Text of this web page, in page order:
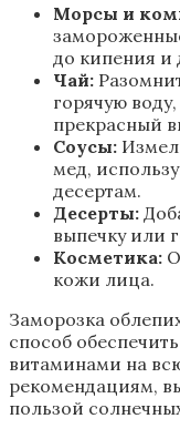
Морсы и
до кипения и
Чай:
горячую
прекрасный
Соусы:
мед,
десертам.
Десерты:
выпечку или
Косметика:
кожи лица.
Заморозка
способ
витаминами на
рекомендациям,
пользой